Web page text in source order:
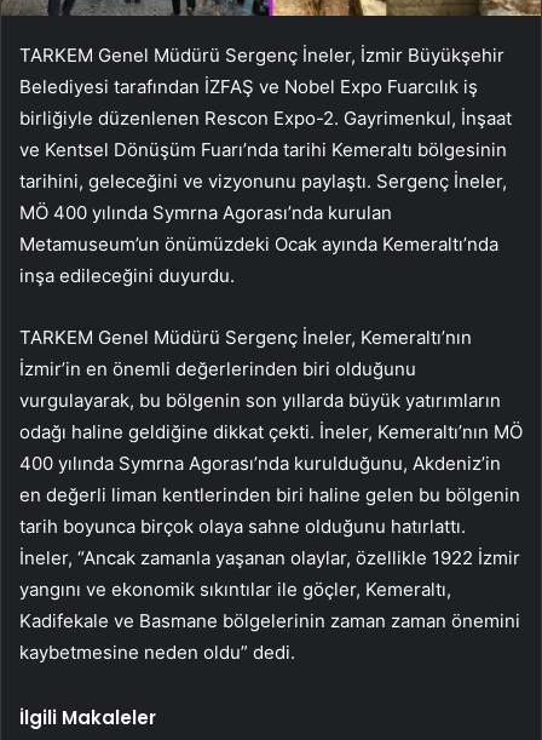
TARKEM Genel Müdürü Sergenç İneler, İzmir Büyükşehir
Belediyesi tarafından İZFAŞ ve Nobel Expo Fuarcılık iş
birliğiyle düzenlenen Rescon Expo-2. Gayrimenkul, İnşaat
ve Kentsel Dönüşüm Fuarı’nda tarihi Kemeraltı bölgesinin
tarihini, geleceğini ve vizyonunu paylaştı. Sergenç İneler,
MÖ 400 yılında Symrna Agorası’nda kurulan
Metamuseum’un önümüzdeki Ocak ayında Kemeraltı’nda
inşa edileceğini duyurdu.
TARKEM Genel Müdürü Sergenç İneler, Kemeraltı’nın
İzmir’in en önemli değerlerinden biri olduğunu
vurgulayarak, bu bölgenin son yıllarda büyük yatırımların
odağı haline geldiğine dikkat çekti. İneler, Kemeraltı’nın MÖ
400 yılında Symrna Agorası’nda kurulduğunu, Akdeniz’in
en değerli liman kentlerinden biri haline gelen bu bölgenin
tarih boyunca birçok olaya sahne olduğunu hatırlattı.
İneler, “Ancak zamanla yaşanan olaylar, özellikle 1922 İzmir
yangını ve ekonomik sıkıntılar ile göçler, Kemeraltı,
Kadifekale ve Basmane bölgelerinin zaman zaman önemini
kaybetmesine neden oldu” dedi.
İlgili Makaleler